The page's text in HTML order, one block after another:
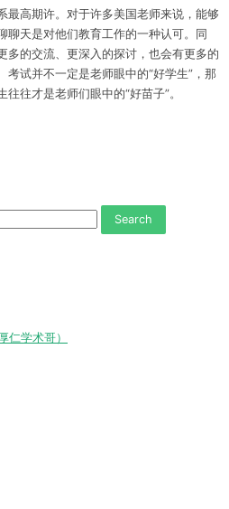
最高期许。对于许多美国老师来说，能够
聊天是对他们教育工作的一种认可。同
多的交流、更深入的探讨，也会有更多的
考试并不一定是老师眼中的“好学生”，那
往才是老师们眼中的“好苗子”。
仁学术哥）